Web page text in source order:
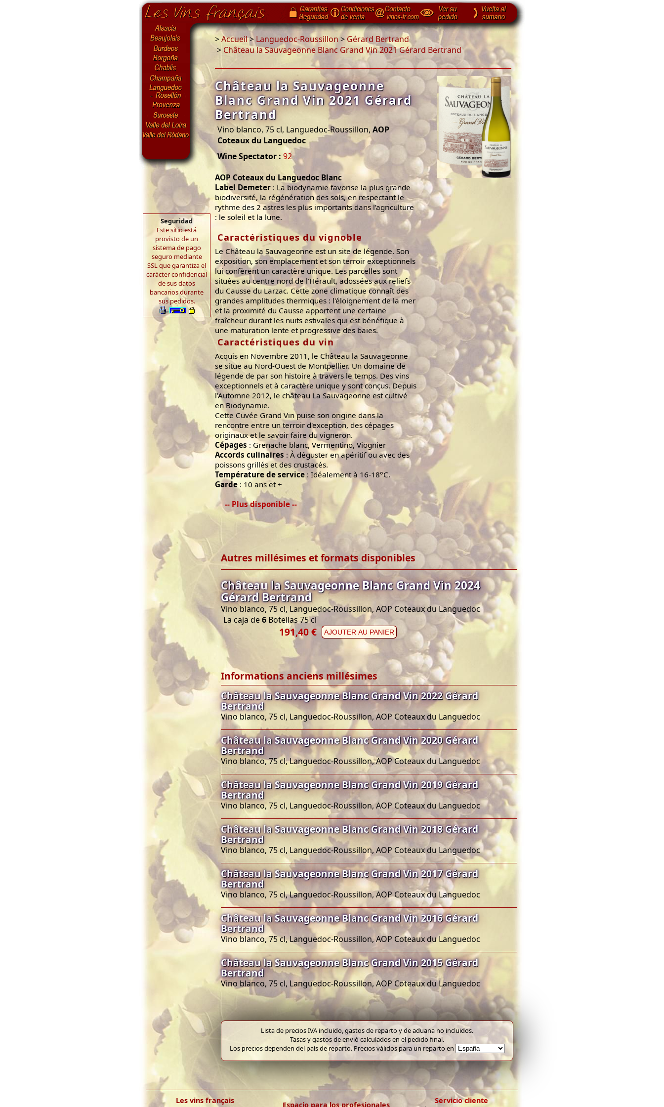
Seguridad
Este sitio está
provisto de un
sistema de pago
seguro mediante
SSL que garantiza el
carácter confidencial
de sus datos
bancarios durante
sus pedidos.
>Accueil>Languedoc-Roussillon> Gérard Bertrand
> Château la Sauvageonne Blanc Grand Vin 2021 Gérard Bertrand
Château la Sauvageonne
Blanc Grand Vin 2021 Gérard
Bertrand
Vino blanco, 75 cl, Languedoc-Roussillon, AOP
Coteaux du Languedoc
Wine Spectator : 92
AOP Coteaux du Languedoc Blanc
Label Demeter : La biodynamie favorise la plus grande
biodiversité, la régénération des sols, en respectant le
rythme des 2 astres les plus importants dans l’agriculture
: le soleil et la lune.
Caractéristiques du vignoble
Le Château la Sauvageonne est un site de légende. Son
exposition, son emplacement et son terroir exceptionnels
lui confèrent un caractère unique. Les parcelles sont
situées au centre nord de l'Hérault, adossées aux reliefs
du Causse du Larzac. Cette zone climatique connaît des
grandes amplitudes thermiques : l'éloignement de la mer
et la proximité du Causse apportent une certaine
fraîcheur durant les nuits estivales qui est bénéfique à
une maturation lente et progressive des baies.
Caractéristiques du vin
Acquis en Novembre 2011, le Château la Sauvageonne
se situe au Nord-Ouest de Montpellier. Un domaine de
légende de par son histoire à travers le temps. Des vins
exceptionnels et à caractère unique y sont conçus. Depuis
l’Automne 2012, le château La Sauvageonne est cultivé
en Biodynamie.
Cette Cuvée Grand Vin puise son origine dans la
rencontre entre un terroir d'exception, des cépages
originaux et le savoir faire du vigneron.
Cépages : Grenache blanc, Vermentino, Viognier
Accords culinaires : À déguster en apéritif ou avec des
poissons grillés et des crustacés.
Température de service : Idéalement à 16-18°C.
Garde : 10 ans et +
-- Plus disponible --
Autres millésimes et formats disponibles
Château la Sauvageonne Blanc Grand Vin 2024
Gérard Bertrand
Vino blanco, 75 cl, Languedoc-Roussillon, AOP Coteaux du Languedoc
La caja de6 Botellas 75 cl
191,40 € AJOUTER AU PANIER
Informations anciens millésimes
Château la Sauvageonne Blanc Grand Vin 2022 Gérard
Bertrand
Vino blanco, 75 cl, Languedoc-Roussillon, AOP Coteaux du Languedoc
Château la Sauvageonne Blanc Grand Vin 2020 Gérard
Bertrand
Vino blanco, 75 cl, Languedoc-Roussillon, AOP Coteaux du Languedoc
Château la Sauvageonne Blanc Grand Vin 2019 Gérard
Bertrand
Vino blanco, 75 cl, Languedoc-Roussillon, AOP Coteaux du Languedoc
Château la Sauvageonne Blanc Grand Vin 2018 Gérard
Bertrand
Vino blanco, 75 cl, Languedoc-Roussillon, AOP Coteaux du Languedoc
Château la Sauvageonne Blanc Grand Vin 2017 Gérard
Bertrand
Vino blanco, 75 cl, Languedoc-Roussillon, AOP Coteaux du Languedoc
Château la Sauvageonne Blanc Grand Vin 2016 Gérard
Bertrand
Vino blanco, 75 cl, Languedoc-Roussillon, AOP Coteaux du Languedoc
Château la Sauvageonne Blanc Grand Vin 2015 Gérard
Bertrand
Vino blanco, 75 cl, Languedoc-Roussillon, AOP Coteaux du Languedoc
Lista de precios IVA incluido, gastos de reparto y de aduana no incluidos.
Tasas y gastos de envió calculados en el pedido final.
Los precios dependen del país de reparto. Precios válidos para un reparto en
Les vins français
Espacio para los profesionales
Servicio cliente